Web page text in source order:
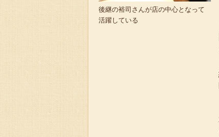
後継の裕司さんが店の中心となって
活躍している